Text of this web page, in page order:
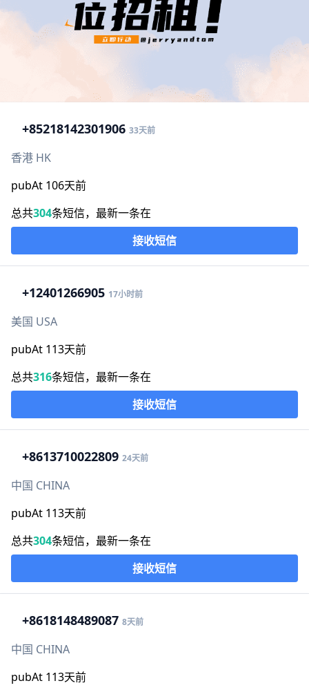
+85218142301906 33天前
香港 HK
pubAt 106天前
总共304条短信，最新一条在
接收短信
+12401266905 17小时前
美国 USA
pubAt 113天前
总共316条短信，最新一条在
接收短信
+8613710022809 24天前
中国 CHINA
pubAt 113天前
总共304条短信，最新一条在
接收短信
+8618148489087 8天前
中国 CHINA
pubAt 113天前